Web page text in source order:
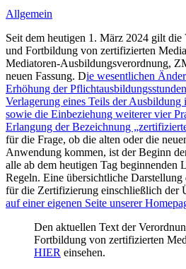
Allgemein
Seit dem heutigen 1. März 2024 gilt
und Fortbildung von zertifizierten
Mediatoren-Ausbildungsverordnung,
neuen Fassung. Die wesentlichen
Erhöhung der
Verlagerung eines Teils der
sowie die Einbeziehung weiterer vier
Erlangung der Bezeichnung
für die Frage, ob die alten oder die
Anwendung kommen, ist der Beginn
alle ab dem heutigen Tag beginnenden
Regeln. Eine übersichtliche Darstellung
für die Zertifizierung einschließlich der
auf einer eigenen Seite unserer
Den aktuellen Text der
Fortbildung von zertifizierten
HIER einsehen.